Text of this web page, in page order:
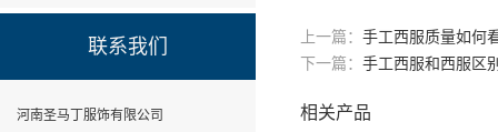
上一篇： 手工西服质量如何
下一篇： 手工西服和西服区
相关产品
联系我们
河南圣马丁服饰有限公司